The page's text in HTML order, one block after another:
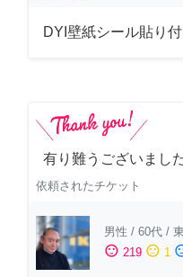
DYI壁紙シール貼り
有り難うございました
依頼されたチケット
男性 / 60代 /
sentiment_satisfied 219 sentiment_neutral 1